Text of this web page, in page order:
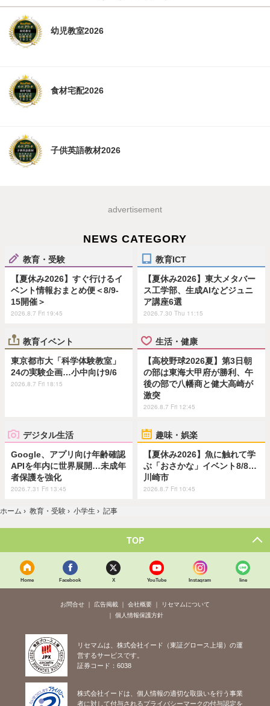
幼児教室2026
食材宅配2026
子供英語教材2026
advertisement
NEWS CATEGORY
教育・受験
【夏休み2026】すぐ行けるイ
ベント情報おまとめ便＜8/9-
15開催＞
2026.8.7 Fri 19:45
教育ICT
【夏休み2026】東大メタバー
ス工学部、生成AIなどジュニ
ア講座6選
2026.7.30 Thu 11:15
教育イベント
東京都市大「科学体験教室」
24の実験企画…小中向け9/6
2026.8.7 Fri 18:15
生活・健康
【高校野球2026夏】第3日朝
の部は東海大甲府が勝利、午
後の部で八幡商と健大高崎が
激突
2026.8.7 Fri 12:45
デジタル生活
Google、アプリ向け年齢確認
APIを年内に世界展開…未成年
者保護を強化
2026.7.31 Fri 13:45
趣味・娯楽
【夏休み2026】魚に触れて学
ぶ「おさかな」イベント8/8…
川崎市
2026.8.7 Fri 10:45
ホーム › 教育・受験 › 小学生 › 記事
TOP
Home Facebook X YouTube Instagram line
お問合せ 広告掲載 会社概要
リセマムについて
個人情報保護方針
リセマムは、株式会社イード（東証グロース上場）の運
営するサービスです。
証券コード：6038
株式会社イードは、個人情報の適切な取扱いを行う事業
者に対して付与されるプライバシーマークの付与認定を